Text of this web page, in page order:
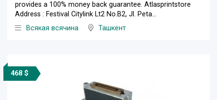
provides a 100% money back guarantee. Atlasprintstore
Address : Festival Citylink Lt2 No.B2, Jl. Peta...
Всякая всячина
Ташкент
468 $